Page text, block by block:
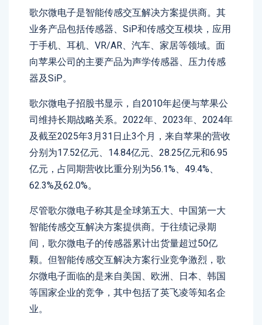
歌尔微电子是智能传感交互解决方案提供商。其
业务产品包括传感器、SiP和传感交互模块，应用
于手机、耳机、VR/AR、汽车、家居等领域。面
向苹果公司的主要产品为声学传感器、压力传感
器及SiP。
歌尔微电子招股书显示，自2010年起便与苹果公
司维持长期战略关系。2022年、2023年、2024年
及截至2025年3月31日止3个月，来自苹果的营收
分别为17.52亿元、14.84亿元、28.25亿元和6.95
亿元，占同期营收比重分别为56.1%、49.4%、
62.3%及62.0%。
尽管歌尔微电子称其是全球第五大、中国第一大
智能传感交互解决方案提供商。于往绩记录期
间，歌尔微电子的传感器累计出货量超过50亿
颗。但智能传感交互解决方案行业竞争激烈，歌
尔微电子面临的是来自美国、欧洲、日本、韩国
等国家企业的竞争，其中包括了英飞凌等知名企
业。